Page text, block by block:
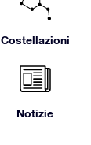
Costellazioni
Notizie